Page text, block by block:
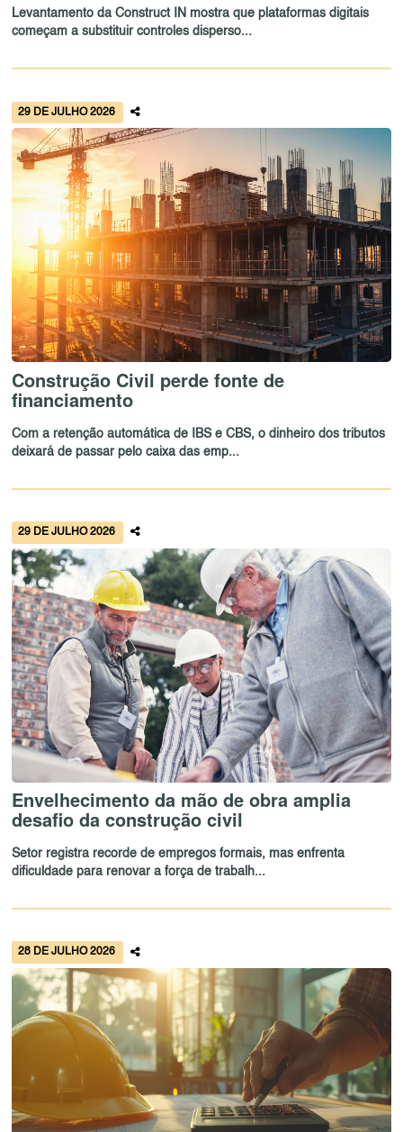
Levantamento da Construct IN mostra que plataformas digitais
começam a substituir controles disperso...
29 DE JULHO 2026
Construção Civil perde fonte de
financiamento
Com a retenção automática de IBS e CBS, o dinheiro dos tributos
deixará de passar pelo caixa das emp...
29 DE JULHO 2026
Envelhecimento da mão de obra amplia
desafio da construção civil
Setor registra recorde de empregos formais, mas enfrenta
dificuldade para renovar a força de trabalh...
28 DE JULHO 2026